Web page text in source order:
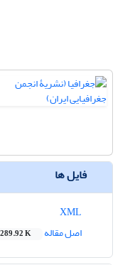
فایل ها
اصل مقاله
289.92 K